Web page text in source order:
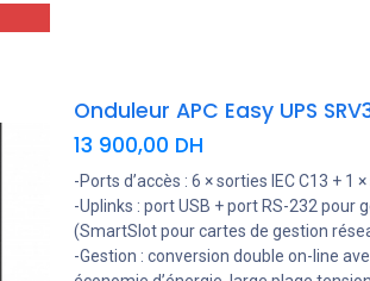
13 900,00 DH
-Ports d’accès : 6 × sorties IEC C13 + 1
-Uplinks : port USB + port RS-232
(SmartSlot pour cartes de gestion
-Gestion : conversion double on-line